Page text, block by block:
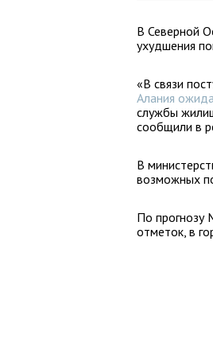
В Северной
ухудшения
«В связи
Алания
службы
сообщили в
В
возможных
По прогнозу
отметок, в